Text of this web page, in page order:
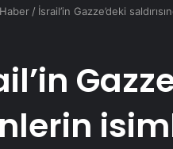
Haber / İsrail’in Gazze’deki